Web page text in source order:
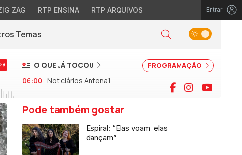
ZAG RTP ENSINA RTP ARQUIVOS Entrar
janela)
Temas Pesquisar
Alternar tema
PROGRAMAÇÃO
O QUE JÁ TOCOU
06:00 Noticiários Antena1 Facebook
Instagram
Pode também gostar
Espiral: “Elas voam, elas
dançam”